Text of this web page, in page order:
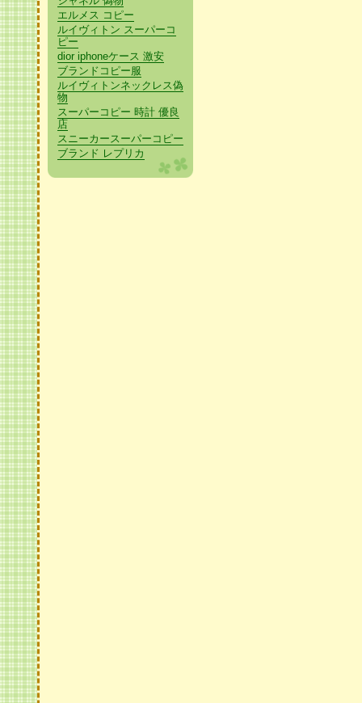
エルメス コピー
ルイヴィトン スーパーコ
ピー
dior iphoneケース 激安
ブランドコピー服
ルイヴィトンネックレス偽
物
スーパーコピー 時計 優良
店
スニーカースーパーコピー
ブランド レプリカ